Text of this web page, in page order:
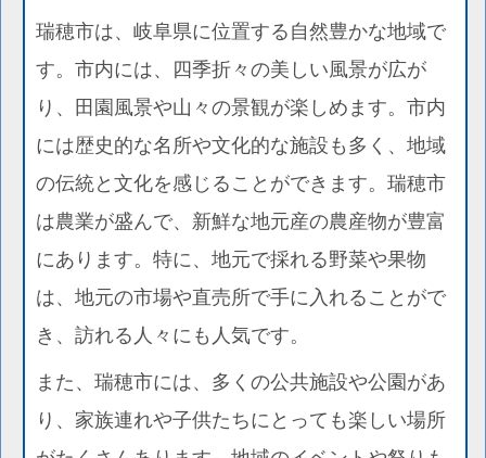
瑞穂市は、岐阜県に位置する自然豊かな地域で
す。市内には、四季折々の美しい風景が広が
り、田園風景や山々の景観が楽しめます。市内
には歴史的な名所や文化的な施設も多く、地域
の伝統と文化を感じることができます。瑞穂市
は農業が盛んで、新鮮な地元産の農産物が豊富
にあります。特に、地元で採れる野菜や果物
は、地元の市場や直売所で手に入れることがで
き、訪れる人々にも人気です。
また、瑞穂市には、多くの公共施設や公園があ
り、家族連れや子供たちにとっても楽しい場所